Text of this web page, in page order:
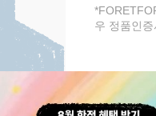
우 정품인